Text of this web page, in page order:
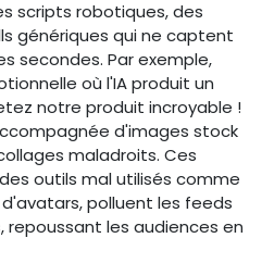
scripts robotiques, des
génériques qui ne captent
secondes. Par exemple,
où l'IA produit un
notre produit incroyable !
d'images stock
maladroits. Ces
outils mal utilisés comme
polluent les feeds
repoussant les audiences en